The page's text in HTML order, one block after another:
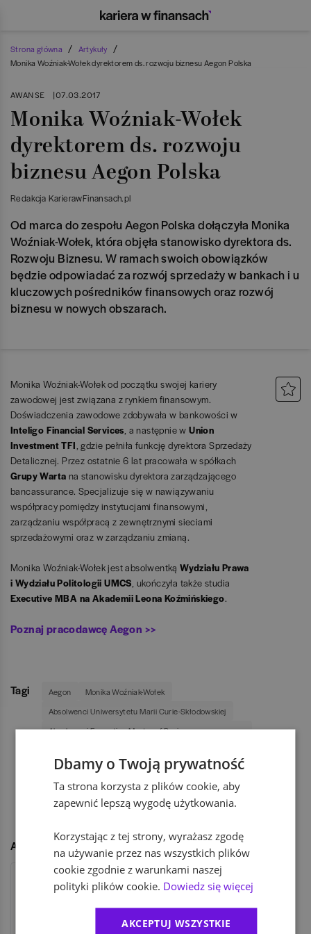
Strona główna / Artykuły /
Monika Woźniak-Wołek dyrektorem ds. rozwoju biznesu Aegon Polska
AWANSE |07.03.2017
Monika Woźniak-Wołek
dyrektorem ds. rozwoju
biznesu Aegon Polska
Redakcja KarierawFinansach.pl
Od marca do zespołu Aegon Polska dołączyła Monika
Woźniak-Wołek, która objęła stanowisko dyrektora ds.
Rozwoju Biznesu. W ramach swoich obowiązków
będzie odpowiadać za rozwój sprzedaży w bankach i u
kluczowych pośredników finansowych oraz rozwój
biznesu w nowych obszarach.
Monika Woźniak-Wołek od początku swojej kariery
zawodowej jest związana z rynkiem finansowym.
Doświadczenia zawodowe zdobywała w bankowości w
Inteligo Financial Services, a następnie wUnion
Investment TFI, gdzie pełniła funkcję dyrektora Sprzedaży
Detalicznej. Przez ostatnie 6 lat pracowała w spółkach
Grupy Warta na stanowisku dyrektora zarządzającego
bancassurance. Specjalizuje się w nawiązywaniu
współpracy pomiędzy instytucjami finansowymi,
zarządzaniu współpracą z zewnętrznymi sieciami
sprzedażowymi oraz w zarządzaniu zmianą.
Monika Woźniak-Wołek jest absolwentkąWydziału Prawa
i Wydziału Politologii UMCS, ukończyła także studia
Executive MBA na Akademii Leona Koźmińskiego.
Poznaj pracodawcę Aegon >>
Tagi Aegon
Monika Woźniak-Wołek
Absolwenci Uniwersytetu Marii Curie-Skłodowskiej
Absolwenci Executive Master of Business
Absolwenci Executive MBA Akademii Leona
Koźmińskiego
Pokaż więcej
Autor
Dbamy o Twoją prywatność
Ta strona korzysta z plików cookie, aby
zapewnić lepszą wygodę użytkowania.
Korzystając z tej strony, wyrażasz zgodę
na używanie przez nas wszystkich plików
cookie zgodnie z warunkami naszej
polityki plików cookie. Dowiedz się więcej
AKCEPTUJ WSZYSTKIE